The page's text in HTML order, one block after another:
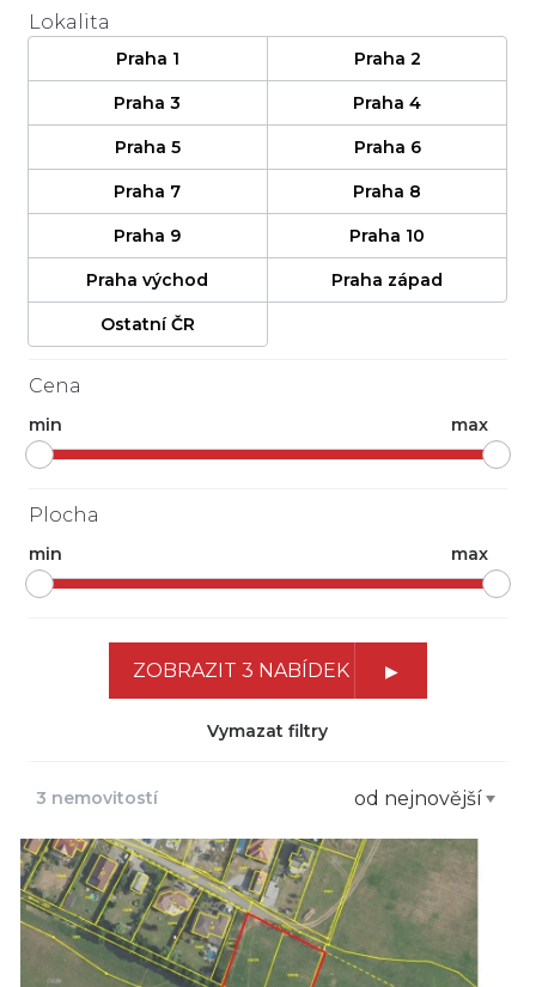
Lokalita
Praha 1 Praha 2
Praha 3 Praha 4
Praha 5 Praha 6
Praha 7 Praha 8
Praha 9 Praha 10
Praha východ Praha západ
Ostatní ČR
Cena
min max
Plocha
min max
ZOBRAZIT 3 NABÍDEK
Vymazat filtry
3 nemovitostí od nejnovější